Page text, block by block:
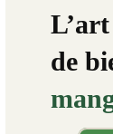
L’art
de